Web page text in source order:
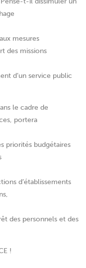
mesures
des missions
d’un service public
le cadre de
portera
priorités budgétaires
d’établissements
des personnels et des
!